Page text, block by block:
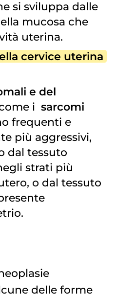
si sviluppa dalle
mucosa che
uterina.
cervice uterina
e del
i sarcomi
frequenti e
più aggressivi,
dal tessuto
strati più
o dal tessuto
delle forme